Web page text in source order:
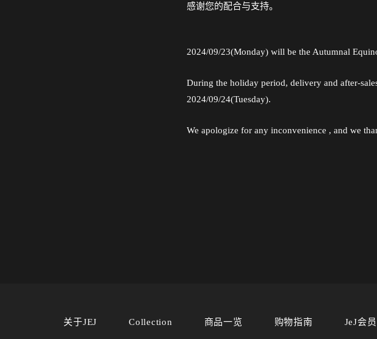
感谢您的配合与支持。
2024/09/23(Monday) will be the Autumnal
During the holiday period, delivery and after-
2024/09/24(Tuesday).
We apologize for any inconvenience , and we
关于JEJ Collection 商品一览 购物指南 JeJ会员